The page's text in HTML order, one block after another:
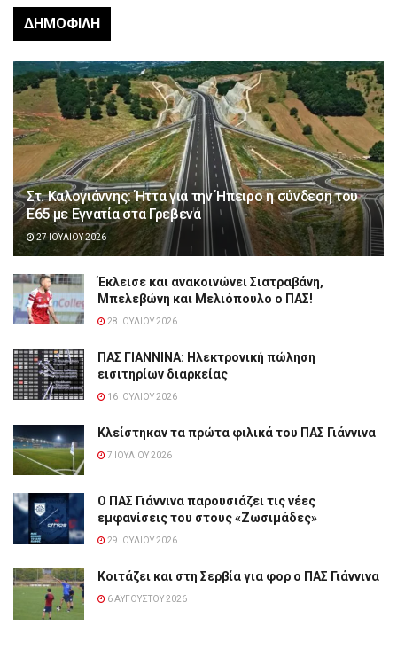
ΔΗΜΟΦΙΛΉ
Στ. Καλογιάννης: Ήττα για την Ήπειρο η σύνδεση του
Ε65 με Εγνατία στα Γρεβενά
27 ΙΟΥΛΊΟΥ 2026
Έκλεισε και ανακοινώνει Σιατραβάνη,
Μπελεβώνη και Μελιόπουλο ο ΠΑΣ!
28 ΙΟΥΛΊΟΥ 2026
ΠΑΣ ΓΙΑΝΝΙΝΑ: Hλεκτρονική πώληση
εισιτηρίων διαρκείας
16 ΙΟΥΛΊΟΥ 2026
Κλείστηκαν τα πρώτα φιλικά του ΠΑΣ Γιάννινα
7 ΙΟΥΛΊΟΥ 2026
Ο ΠΑΣ Γιάννινα παρουσιάζει τις νέες
εμφανίσεις του στους «Ζωσιμάδες»
29 ΙΟΥΛΊΟΥ 2026
Κοιτάζει και στη Σερβία για φορ ο ΠΑΣ Γιάννινα
6 ΑΥΓΟΎΣΤΟΥ 2026